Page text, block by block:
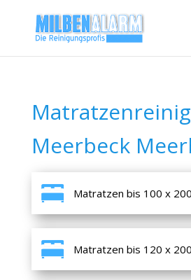
Meerbeck
Matratzen bis 100 x 200
Matratzen bis 120 x 200